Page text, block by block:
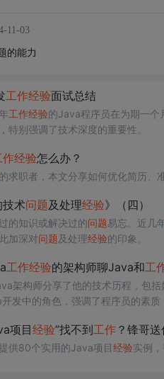
11-03
的能力
工作经验面试总结
工作经验的Java程序员在为期一个
特别强调了技术深度的重要性。
作经验怎么办？
的求职者，本文分享如何优化简历、
术问题及处理经验》（四）
的知识或解决过的问题易忘。近几
加深对问题及处理经验的印象。
工作经验的架构师聊Java和工
架构师分享了他的技术历程，包
发中的角色，强调了程序员的素质
项目经验”找不到工作？锋哥送
供80个实用的Java项目经验实例